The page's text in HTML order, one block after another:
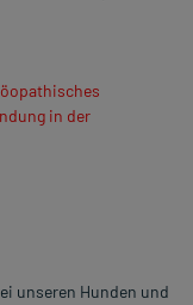
in der
unseren Hunden und